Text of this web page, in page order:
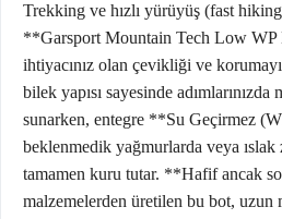
Trekking ve hızlı yürüyüş (fast
**Garsport Mountain Tech Low
ihtiyacınız olan çevikliği ve
bilek yapısı sayesinde
sunarken, entegre **Su Geçirmez
beklenmedik yağmurlarda veya ıslak
tamamen kuru tutar. **Hafif ancak
malzemelerden üretilen bu bot, uzun